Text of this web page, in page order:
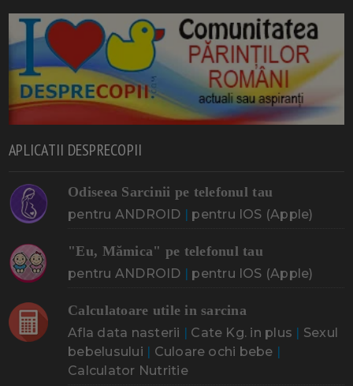
APLICATII DESPRECOPII
Odiseea Sarcinii pe telefonul tau
pentru ANDROID | pentru IOS (Apple)
"Eu, Mămica" pe telefonul tau
pentru ANDROID | pentru IOS (Apple)
Calculatoare utile in sarcina
Afla data nasterii | Cate Kg. in plus | Sexul
bebelusului | Culoare ochi bebe |
Calculator Nutritie